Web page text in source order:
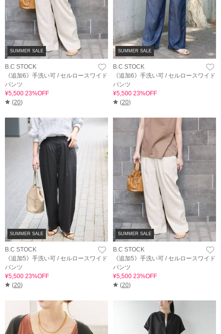
SUMMER SALE
B.C STOCK
《追加6》手洗い可 / セルロースワイド
パンツ
¥5,500 23%OFF
(20)
SUMMER SALE
B.C STOCK
《追加6》手洗い可 / セルロースワイド
パンツ
¥5,500 23%OFF
(20)
SUMMER SALE
B.C STOCK
《追加5》手洗い可 / セルロースワイド
パンツ
¥5,500 23%OFF
(20)
SUMMER SALE
B.C STOCK
《追加5》手洗い可 / セルロースワイド
パンツ
¥5,500 23%OFF
(20)